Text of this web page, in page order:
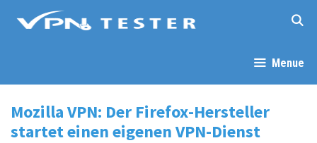
Menue
Mozilla VPN: Der Firefox-Hersteller
startet einen eigenen VPN-Dienst